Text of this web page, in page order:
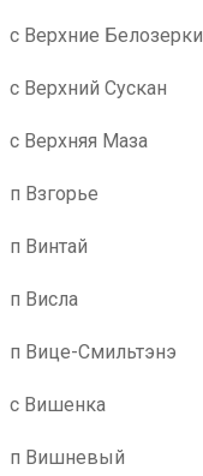
с Верхние Белозерки
с Верхний Сускан
с Верхняя Маза
п Взгорье
п Винтай
п Висла
п Вице-Смильтэнэ
с Вишенка
п Вишневый